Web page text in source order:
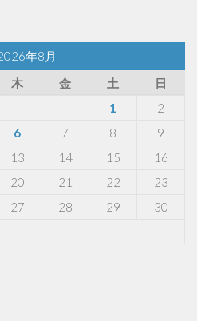
年8月
木 金 土
日
1
2
6 7 8
9
13 14 15
16
20 21 22
23
27 28 29
30